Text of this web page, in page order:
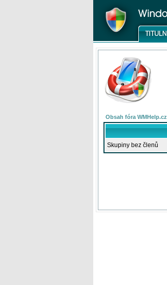
Obsah fóra WMHelp.cz
Skupiny bez členů